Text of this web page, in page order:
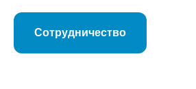
Сотрудничество